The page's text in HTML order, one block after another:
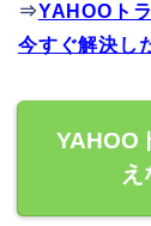
⇒YAHOOト
今すぐ解決し
YAHOO